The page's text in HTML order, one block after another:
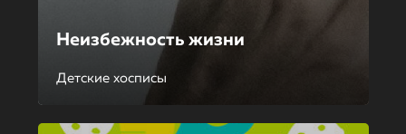
Неизбежность жизни
Детские хосписы